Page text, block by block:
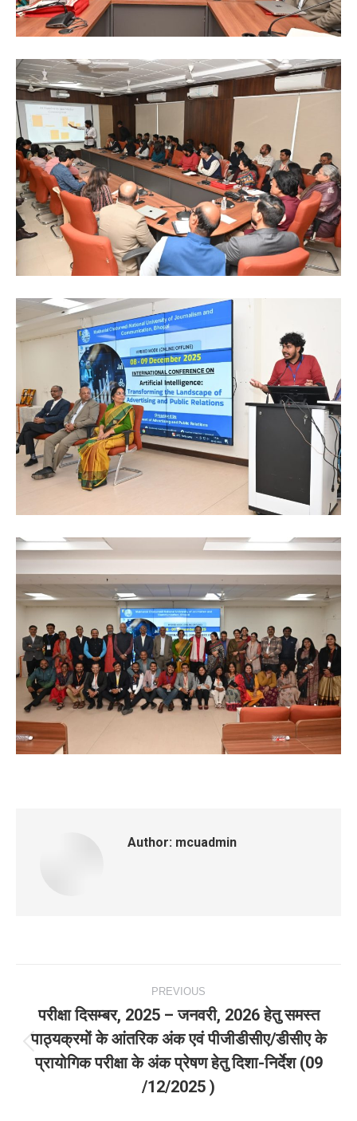
Author: mcuadmin
navigation
PREVIOUS
Previous
post:
परीक्षा दिसम्‍बर, 2025 – जनवरी, 2026 हेतु समस्‍त
पाठ्यक्रमों के आंतरिक अंक एवं पीजीडीसीए/डीसीए के
प्रायोगिक परीक्षा के अंक प्रेषण हेतु दिशा-निर्देश (09
/12/2025 )